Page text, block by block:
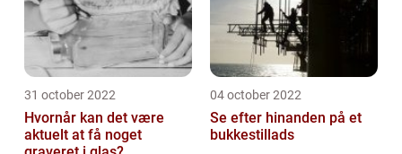
31 october 2022
Hvornår kan det være
aktuelt at få noget
04 october 2022
Se efter hinanden på et
bukkestillads